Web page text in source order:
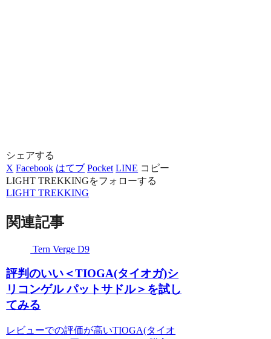
シェアする
X Facebook はてブ Pocket LINE コピー
LIGHT TREKKINGをフォローする
LIGHT TREKKING
関連記事
Tern Verge D9
評判のいい＜TIOGA(タイオガ)シ
リコンゲル パットサドル＞を試し
てみる
レビューでの評価が高いTIOGA(タイオ